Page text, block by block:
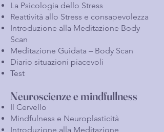
La Psicologia dello Stress
Reattività allo Stress e consapevolezza
Introduzione alla Meditazione Body
Scan
Meditazione Guidata – Body Scan
Diario situazioni piacevoli
Test
Neuroscienze e mindfullness
Il Cervello
Mindfulness e Neuroplasticità
Introduzione alla Meditazione